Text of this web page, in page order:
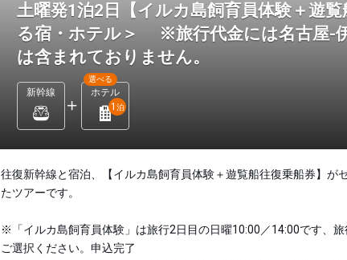
土曜発1泊2日【イルカ島飼育員体験＋遊
る宿・ホテル＞ ※旅行代金には名古屋-
は含まれておりません。
新幹線 ホテル
選べる
1 泊
往復新幹線と宿泊、【イルカ島飼育員体験＋遊覧船往復乗船券】が
たツアーです。
※「イルカ島飼育員体験」は旅行2日目の日曜10:00／14:00です、旅
ご選択ください。申込完了